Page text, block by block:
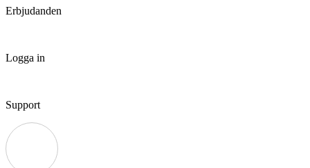
Erbjudanden
Logga in
Support